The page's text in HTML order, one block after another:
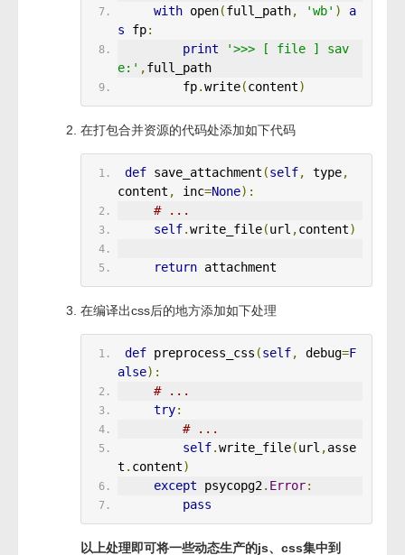
with open(full_path, 'wb' )
a
s fp:
print
'>>> [ file ] sav
e:' ,full_path
         fp
.write(content)
在打包合并资源的代码处添加如下代码
def save_attachment (self, type,
content , inc=None):
# ...
self.write_file(url ,content)
return attachment
在编译出css后的地方添加如下处理
def preprocess_css (self, debug=F
alse):
# ...
try:
# ...
self.write_file(url ,asse
t . content)
except psycopg2. Error:
pass
以上处理即可将一些动态生产的js、css集中到